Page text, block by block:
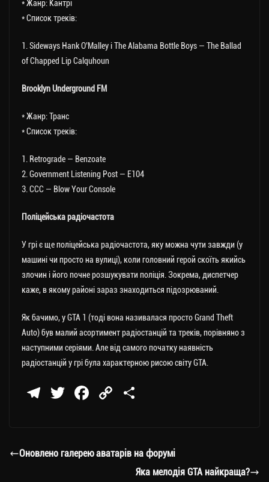
* Жанр: Кантрі
* Список треків:
1. Sideways Hank O’Malley і The Alabama Bottle Boys — The Ballad
of Chapped Lip Calquhoun
Brooklyn Underground FM
* Жанр: Транс
* Список треків:
1. Retrograde — Benzoate
2. Government Listening Post — E104
3. CCC — Blow Your Console
Поліцейська радіочастота
У грі є ще поліцейська радіочастота, яку можна чути завжди (у
машині чи просто на вулиці), коли головний герой скоїть якийсь
злочин і його почне розшукувати поліція. Зокрема, диспетчер
каже, в якому районі зараз знаходиться підозрюваний.
Як бачимо, у GTA 1 (тоді вона називалася просто Grand Theft
Auto) був малий асортимент радіостанцій та треків, порівняно з
наступними серіями. Але від самого початку наявність
радіостанцій у грі була характерною рисою світу GTA.
Te
a
T
er
Fa
ok
C
Li ли
ти
Оновлено галерею аватарів на форумі
Яка мелодія GTA найкраща?